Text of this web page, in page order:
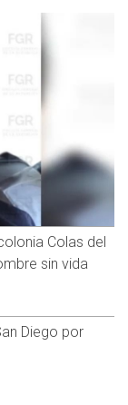
Colas del
sin vida
Diego por